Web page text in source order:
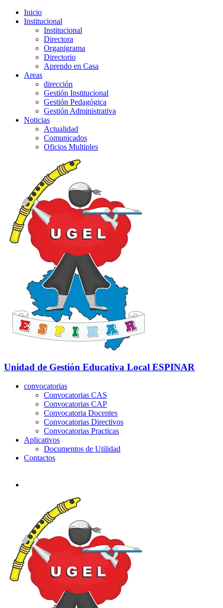
Inicio
Institucional
Institucional
Directora
Organigrama
Directorio
Aprendo en Casa
Areas
dirección
Gestión Institucional
Gestión Pedagógica
Gestión Administrativa
Noticias
Actualidad
Comunicados
Oficios Multiples
Unidad de Gestión Educativa Local ESPINAR
convocatorias
Convocatorias CAS
Convocatorias CAP
Convocatoria Docentes
Convocatorias Directivos
Convocatorias Practicas
Aplicativos
Documentos de Utilidad
Contactos